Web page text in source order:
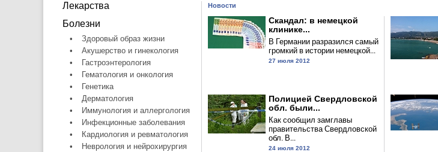
Лекарства
Болезни
•
Здоровый образ жизни
•
Акушерство и гинекология
•
Гастроэнтерология
•
Гематология и онкология
•
Генетика
•
Дерматология
•
Иммунология и аллергология
•
Инфекционные заболевания
•
Кардиология и ревматология
•
Неврология и нейрохирургия
Новости
Скандал: в немецкой
клинике...
В Германии разразился самый
громкий в истории немецкой...
27 июля 2012
Полицией Свердловской
обл. были...
Как сообщил замглавы
правительства Свердловской
обл. В...
24 июля 2012